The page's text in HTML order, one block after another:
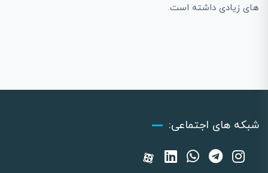
های زیادی داشته است.
شبکه های اجتماعی: